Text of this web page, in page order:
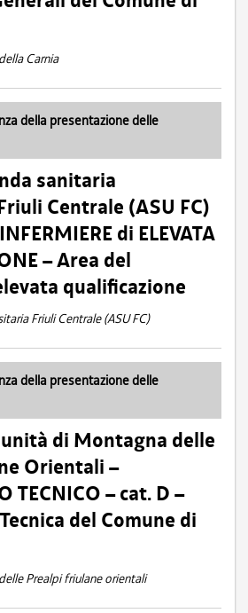
Carnia
della presentazione delle
sanitaria
Centrale (ASU FC)
di ELEVATA
– Area del
qualificazione
Friuli Centrale (ASU FC)
della presentazione delle
di Montagna delle
Orientali –
TECNICO – cat. D –
del Comune di
Prealpi friulane orientali